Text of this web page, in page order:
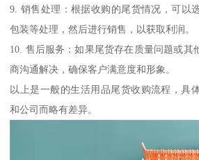
9. 销售处理：根据收购的尾货情况，可以
包装等处理，然后进行销售，以获取利润。
10. 售后服务：如果尾货存在质量问题或其
商沟通解决，确保客户满意度和形象。
以上是一般的生活用品尾货收购流程，具
和公司而略有差异。